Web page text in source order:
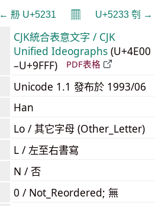
← 刱 U+5231 𝄜 U+5233 刳 →
CJK統合表意文字 / CJK
Unified Ideographs (U+4E00
–U+9FFF)
PDF表格
Unicode 1.1 發布於 1993/06
Han
Lo / 其它字母 (Other_Letter)
L / 左至右書寫
N / 否
0 / Not_Reordered; 無